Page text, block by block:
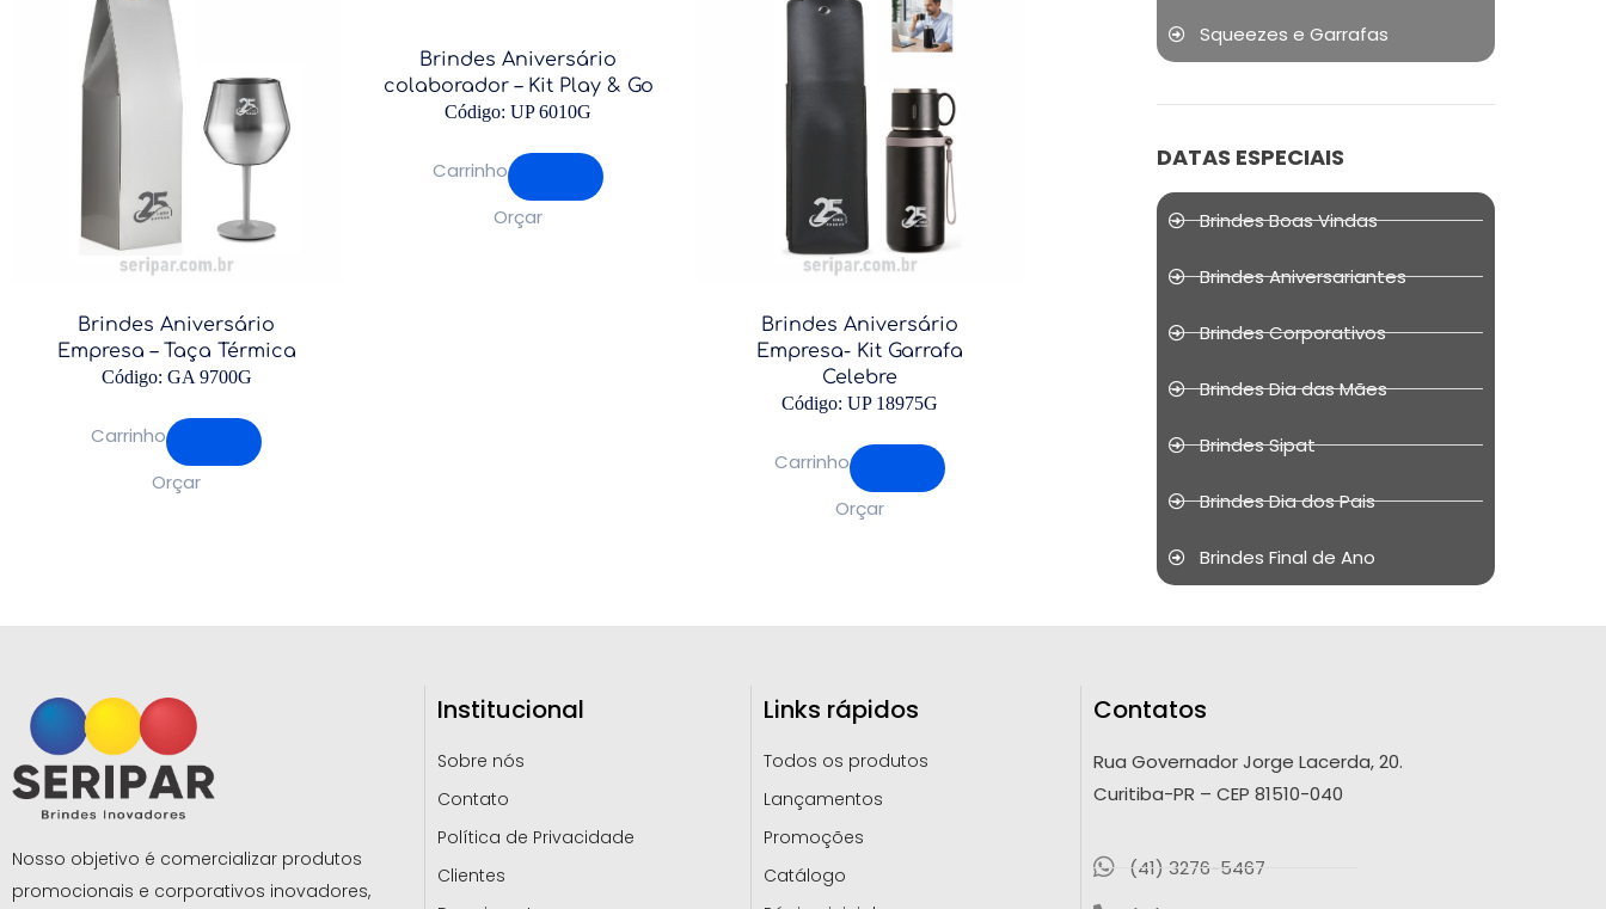
Squeezes e Garrafas
DATAS ESPECIAIS
Brindes Boas Vindas
Brindes Aniversariantes
Brindes Corporativos
Brindes Dia das Mães
Brindes Sipat
Brindes Dia dos Pais
Brindes Final de Ano
Brindes Aniversário
Empresa – Taça Térmica
Código: GA 9700G
Carrinho
Orçar
Brindes Aniversário
colaborador – Kit Play & Go
Código: UP 6010G
Carrinho
Orçar
Brindes Aniversário
Empresa- Kit Garrafa
Celebre
Código: UP 18975G
Carrinho
Orçar
Nosso objetivo é comercializar produtos
promocionais e corporativos inovadores,
Institucional
Sobre nós
Contato
Política de Privacidade
Clientes
Links rápidos
Todos os produtos
Lançamentos
Promoções
Catálogo
Contatos
Rua Governador Jorge Lacerda, 20.
Curitiba-PR – CEP 81510-040
(41) 3276-5467